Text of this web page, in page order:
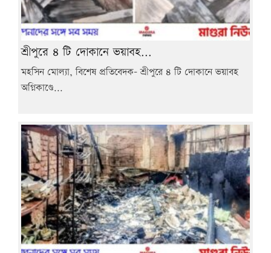
শ্রীপুরে ৪ টি দোকানে ভয়াবহ...
মহসিন মোল্যা, বিশেষ প্রতিবেদক- শ্রীপুরে ৪ টি দোকানে ভয়াবহ
অগ্নিকাণ্ডে...